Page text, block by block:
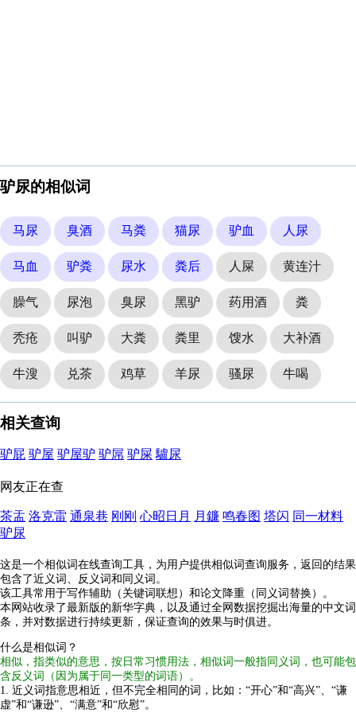
驴尿的相似词
马尿 臭酒 马粪 猫尿 驴血 人尿
马血 驴粪 尿水 粪后 人屎 黄连汁
臊气 尿泡 臭尿 黑驴 药用酒 粪
秃疮 叫驴 大粪 粪里 馊水 大补酒
牛溲 兑茶 鸡草 羊尿 骚尿 牛喝
相关查询
驴屁 驴屋 驴屋驴 驴屌 驴屎 驢尿
网友正在查
茶盂 洛克雷 通泉巷 刚刚 心昭日月 月鐮 鸣春图 塔闪 同一材料
驴尿
这是一个相似词在线查询工具，为用户提供相似词查询服务，返回的结果
包含了近义词、反义词和同义词。
该工具常用于写作辅助（关键词联想）和论文降重（同义词替换）。
本网站收录了最新版的新华字典，以及通过全网数据挖掘出海量的中文词
条，并对数据进行持续更新，保证查询的效果与时俱进。
什么是相似词？
相似，指类似的意思，按日常习惯用法，相似词一般指同义词，也可能包
含反义词（因为属于同一类型的词语）。
1. 近义词指意思相近，但不完全相同的词，比如：“开心”和“高兴”、“谦
虚”和“谦逊”、“满意”和“欣慰”。